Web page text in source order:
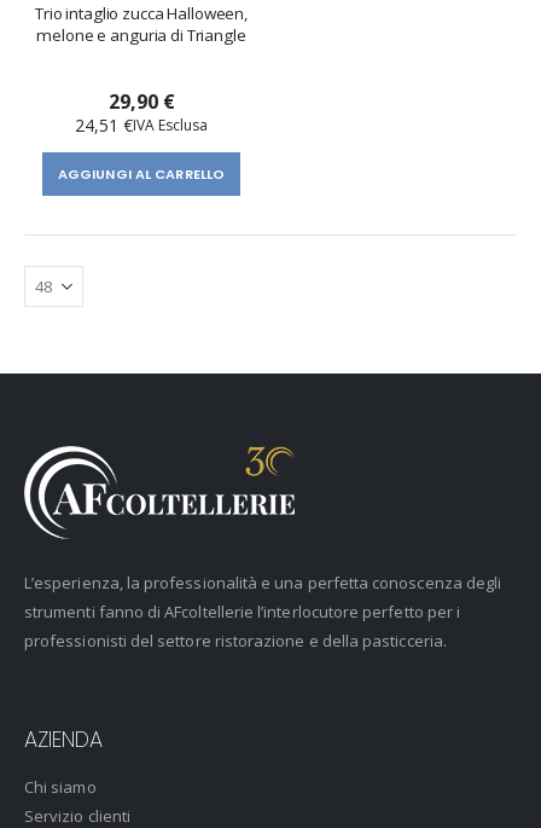
Trio intaglio zucca Halloween,
melone e anguria di Triangle
29,90 €
24,51 €
AGGIUNGI AL CARRELLO
L’esperienza, la professionalità e una perfetta conoscenza degli
strumenti fanno di AFcoltellerie l’interlocutore perfetto per i
professionisti del settore ristorazione e della pasticceria.
AZIENDA
Chi siamo
Servizio clienti